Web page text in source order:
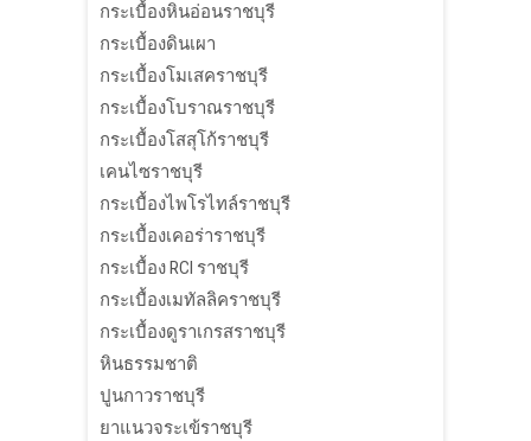
กระเบื้องหินอ่อนราชบุรี
กระเบื้องดินเผา
กระเบื้องโมเสคราชบุรี
กระเบื้องโบราณราชบุรี
กระเบื้องโสสุโก้ราชบุรี
เคนไซราชบุรี
กระเบื้องไพโรไทล์ราชบุรี
กระเบื้องเคอร่าราชบุรี
กระเบื้อง RCI ราชบุรี
กระเบื้องเมทัลลิคราชบุรี
กระเบื้องดูราเกรสราชบุรี
หินธรรมชาติ
ปูนกาวราชบุรี
ยาแนวจระเข้ราชบุรี